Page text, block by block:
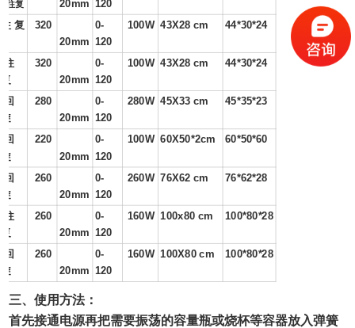
+往复 20mm 120
往 复
320
20mm
0-
120
100W 43X28 cm 44*30*24
往
复
320
20mm
0-
120
100W 43X28 cm 44*30*24
回
旋
280
20mm
0-
120
280W 45X33 cm 45*35*23
回
旋
220
20mm
0-
120
100W 60X50*2cm 60*50*60
回
旋
260
20mm
0-
120
260W 76X62 cm 76*62*28
往
复
260
20mm
0-
120
160W 100x80 cm 100*80*28
回
旋
260
20mm
0-
120
160W 100X80 cm 100*80*28
三、使用方法：
首先接通电源再把需要振荡的容量瓶或烧杯等容器放入弹簧